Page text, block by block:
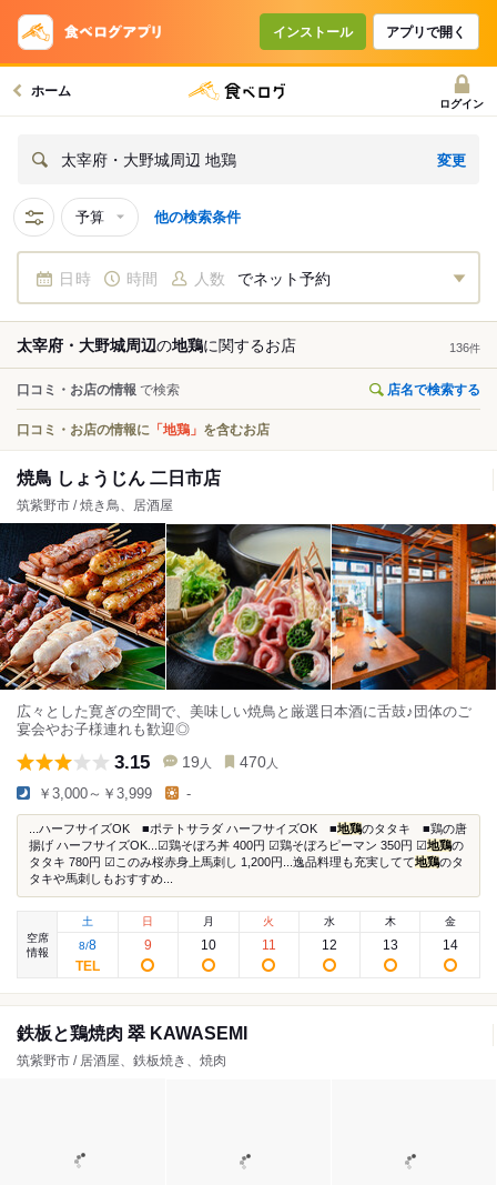
インストール アプリで開く
ホーム
ログイン
太宰府・大野城周辺 地鶏 変更
予算 他の検索条件
日時 時間 人数 でネット予約
太宰府・大野城周辺の地鶏に関するお店 136件
口コミ・お店の情報 で検索 店名で検索する
口コミ・お店の情報に 「地鶏」 を含むお店
焼鳥 しょうじん 二日市店
筑紫野市 / 焼き鳥、居酒屋
広々とした寛ぎの空間で、美味しい焼鳥と厳選日本酒に舌鼓♪団体のご
宴会やお子様連れも歓迎◎
3.15 19 人 470 人
￥3,000～￥3,999 -
...ハーフサイズOK ■ポテトサラダ ハーフサイズOK ■地鶏のタタキ ■鶏の唐
揚げ ハーフサイズOK...☑鶏そぼろ丼 400円 ☑鶏そぼろピーマン 350円 ☑地鶏の
タタキ 780円 ☑このみ桜赤身上馬刺し 1,200円...逸品料理も充実してて地鶏のタ
タキや馬刺しもおすすめ...
空席
情報
土
8/8
日
9
月
10
火
11
水
12
木
13
金
14
鉄板と鶏焼肉 翠 KAWASEMI
筑紫野市 / 居酒屋、鉄板焼き、焼肉